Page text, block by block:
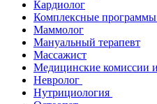
Кардиолог
Комплексные программы
Маммолог
Мануальный терапевт
Массажист
Медицинские комиссии
Невролог
Нутрициология